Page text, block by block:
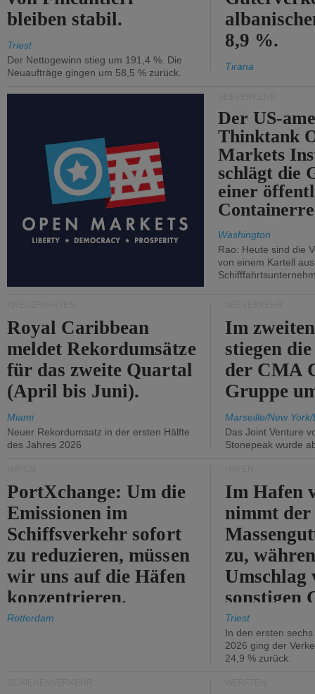
bleiben stabil.
Triest
Der Nettogewinn stieg um 191,4 %. Die
Neuaufträge gingen um 58,5 % zurück.
8,9 %.
Tirana
Der US-
Thinktank
Markets
schlägt die
einer
Washington
Rao: Heute sind die
von einem Kartell
Royal Caribbean
meldet Rekordumsätze
für das zweite Quartal
(April bis Juni).
Miami
Neuer Rekordumsatz in der ersten Hälfte
des Jahres 2026
Im
stiegen
der CMA
Gruppe
Marseille/New
Das Joint Venture
Stonepeak wurde
PortXchange: Um die
Emissionen im
Schiffsverkehr sofort
zu reduzieren, müssen
wir uns auf die Häfen
konzentrieren.
Rotterdam
Im Hafen
nimmt der
zu,
Umschlag
sonstigen
abnimmt.
Triest
In den ersten
2026 ging der
24,9 % zurück.